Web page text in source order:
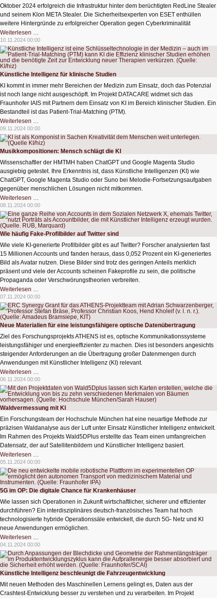
Oktober 2024 erfolgreich die Infrastruktur hinter dem berüchtigten RedLine Stealer
und seinem Klon META Stealer. Die Sicherheitsexperten von ESET enthüllen
weitere Hintergründe zu erfolgreicher Operation gegen Cyberkriminalität
Weiterlesen …
Magnus
bringt
RedLine
Stealer
zu
10.11.2024 00:00
Künstliche Intelligenz für klinische Studien
KI kommt in immer mehr Bereichen der Medizin zum Einsatz, doch das Potenzial
ist noch lange nicht ausgeschöpft. Im Projekt DATACARE widmet sich das
Fraunhofer IAIS mit Partnern dem Einsatz von KI im Bereich klinischer Studien. Ein
Bestandteil ist das Patient-Trial-Matching (PTM).
Weiterlesen …
Intelligenz
für
klinische
Studien
09.11.2024 00:00
Musikkompositionen: Mensch schlägt die KI
Wissenschaftler der HMTMH haben ChatGPT und Google Magenta Studio
ausgiebig getestet. Ihre Erkenntnis ist, dass Künstliche Intelligenzen (KI) wie
ChatGPT, Google Magenta Studio oder Suno bei Melodie-Fortsetzungsaufgaben
gegenüber menschlichen Lösungen nicht mitkommen.
Weiterlesen …
Mensch
schlägt
die
KI
08.11.2024 00:00
Wie häufig Fake-Profilbilder auf Twitter sind
Wie viele KI-generierte Profilbilder gibt es auf Twitter? Forscher analysierten fast
15 Millionen Accounts und fanden heraus, dass 0,052 Prozent ein KI-generiertes
Bild als Avatar nutzen. Diese Bilder sind trotz des geringen Anteils merklich
präsent und viele der Accounts scheinen Fakeprofile zu sein, die politische
Propaganda oder Verschwörungstheorien verbreiten.
Weiterlesen …
häufig
Fake-
Profilbilder
auf
Twitter
sind
07.11.2024 00:00
Neue Materialien für eine leistungsfähigere optische Datenübertragung
Ziel des Forschungsprojekts ATHENS ist es, optische Kommunikationssysteme
leistungsfähiger und energieeffizienter zu machen. Dies ist besonders angesichts
steigender Anforderungen an die Übertragung großer Datenmengen durch
Anwendungen mit Künstlicher Intelligenz (KI) relevant.
Weiterlesen …
Materialien
für
eine
leistungsfähigere
optische
Datenübertragung
06.11.2024 00:00
Waldvermessung mit KI
Ein Forschungsteam der Hochschule München hat eine neuartige Methode zur
präzisen Waldanalyse aus der Luft unter Einsatz Künstlicher Intelligenz entwickelt.
Im Rahmen des Projekts Wald5DPlus erstellte das Team einen umfangreichen
Datensatz, der auf Satellitenbildern und Künstlicher Intelligenz basiert.
Weiterlesen …
mit
KI
05.11.2024 00:00
5G im OP: Die digitale Chance für Krankenhäuser
Wie lassen sich Operationen in Zukunft wirtschaftlicher, sicherer und effizienter
durchführen? Ein interdisziplinäres deutsch-französisches Team hat hoch
technologisierte hybride Operationssäle entwickelt, die durch 5G- Netz und KI
neue Anwendungen ermöglichen.
Weiterlesen …
im
OP:
Die
digitale
Chance
für
Krankenhäuser
04.11.2024 00:00
Künstliche Intelligenz beschleunigt die Fahrzeugentwicklung
Mit neuen Methoden des Maschinellen Lernens gelingt es, Daten aus der
Crashtest-Entwicklung besser zu verstehen und zu verarbeiten. Im Projekt